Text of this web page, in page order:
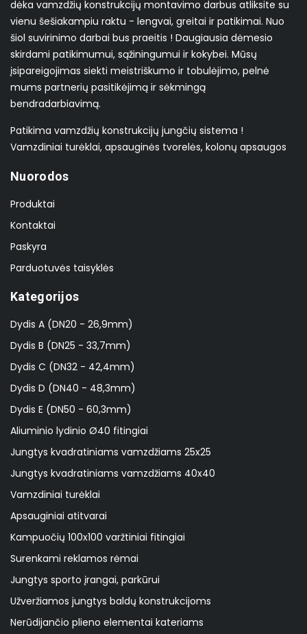
dėka vamzdžių konstrukcijų montavimo darbus atliksite su
vienu šešiakampiu raktu - lengvai, greitai ir patikimai. Nuo
šiol suvirinimo darbai bus praeitis ! Daugiausia dėmesio
skirdami patikimumui, sąžiningumui ir kokybei. Mūsų
įsipareigojimas siekti meistriškumo ir tobulėjimo, pelnė
mums partnerių pasitikėjimą ir sėkmingą
bendradarbiavimą.
Patikima vamzdžių konstrukcijų jungčių sistema !
Vamzdiniai turėklai, apsauginės tvorelės, kolonų apsaugos
Nuorodos
Produktai
Kontaktai
Paskyra
Parduotuvės taisyklės
Kategorijos
Dydis A (DN20 - 26,9mm)
Dydis B (DN25 - 33,7mm)
Dydis C (DN32 - 42,4mm)
Dydis D (DN40 - 48,3mm)
Dydis E (DN50 - 60,3mm)
Aliuminio lydinio Ø40 fitingiai
Jungtys kvadratiniams vamzdžiams 25x25
Jungtys kvadratiniams vamzdžiams 40x40
Vamzdiniai turėklai
Apsauginiai atitvarai
Kampuočių 100x100 varžtiniai fitingiai
Surenkami reklamos rėmai
Jungtys sporto įrangai, parkūrui
Užveržiamos jungtys baldų konstrukcijoms
Nerūdijančio plieno elementai kateriams